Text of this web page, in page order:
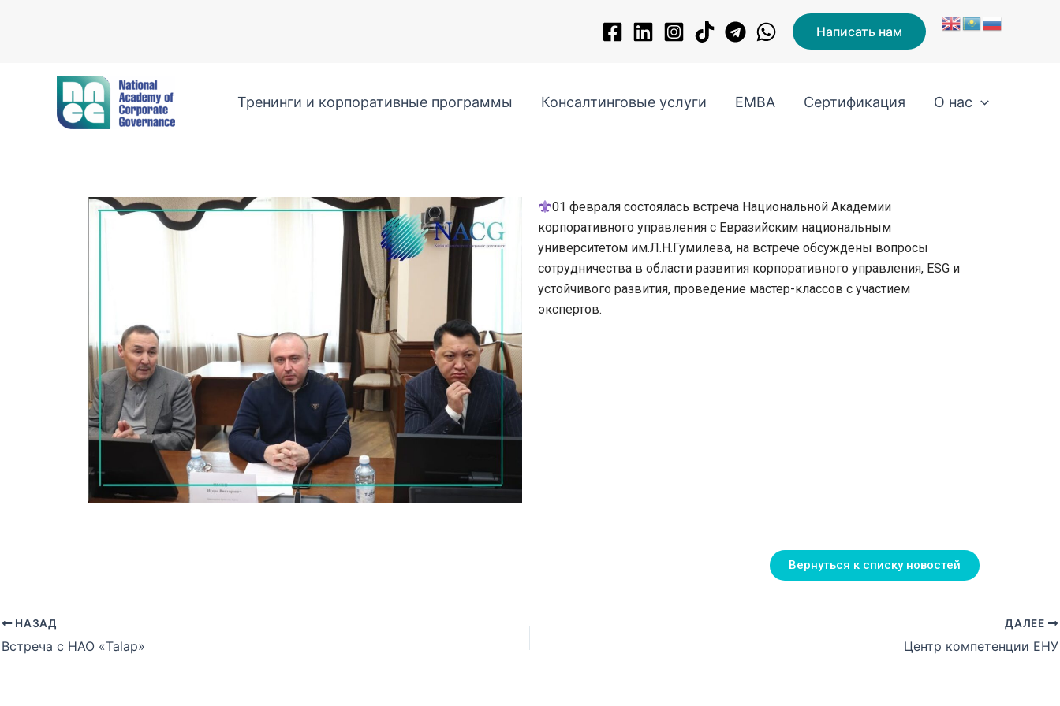
Написать нам
Тренинги и корпоративные программы Консалтинговые услуги EMBA Сертификация О нас
01 февраля состоялась встреча Национальной Академии
корпоративного управления с Евразийским национальным
университетом им.Л.Н.Гумилева, на встрече обсуждены вопросы
сотрудничества в области развития корпоративного управления, ESG и
устойчивого развития, проведение мастер-классов с участием
экспертов.
Вернуться к списку новостей
НАЗАД
Встреча с НАО «Talap»
ДАЛЕЕ
Центр компетенции ЕНУ